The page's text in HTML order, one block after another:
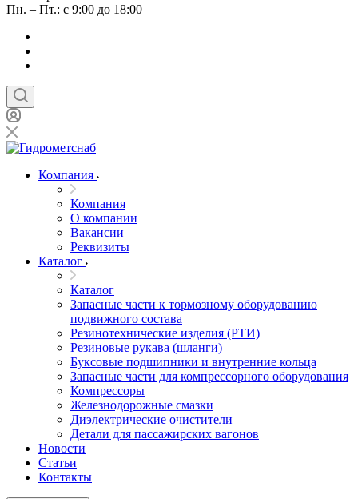
Пн. – Пт.: с 9:00 до 18:00
Компания
Компания
О компании
Вакансии
Реквизиты
Каталог
Каталог
Запасные части к тормозному оборудованию
подвижного состава
Резинотехнические изделия (РТИ)
Резиновые рукава (шланги)
Буксовые подшипники и внутренние кольца
Запасные части для компрессорного оборудования
Компрессоры
Железнодорожные смазки
Диэлектрические очистители
Детали для пассажирских вагонов
Новости
Статьи
Контакты